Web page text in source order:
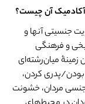
آن چیست؟
جنسیتی آنها و
و فرهنگی
میان‌رشته‌ای
بودن/پدری کردن،
جنسی مردان، خشونت